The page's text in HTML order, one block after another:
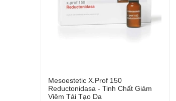
Mesoestetic X.Prof 150
Reductonidasa - Tinh Chất Giảm
Viêm Tái Tạo Da